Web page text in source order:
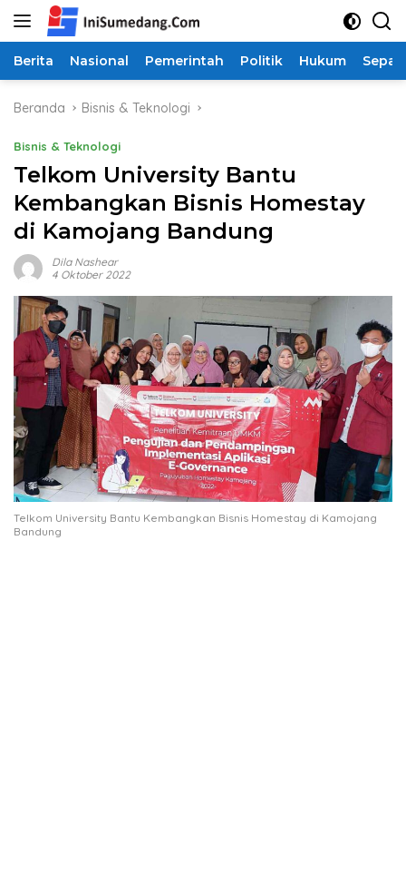
Langsung
Berita Nasional Pemerintah Politik Hukum
Beranda Bisnis & Teknologi
Bisnis & Teknologi
Telkom University Bantu
Kembangkan Bisnis Homestay
di Kamojang Bandung
Dila Nashear
4 Oktober 2022
Telkom University Bantu Kembangkan Bisnis Homestay di Kamojang
Bandung